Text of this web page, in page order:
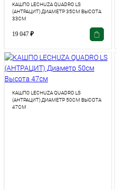
КАШПО LECHUZA QUADRO LS
(АНТРАЦИТ) ДИАМЕТР 35СМ ВЫСОТА
33СМ
19 047 ₽
КАШПО LECHUZA QUADRO LS
(АНТРАЦИТ) ДИАМЕТР 50СМ ВЫСОТА
47СМ